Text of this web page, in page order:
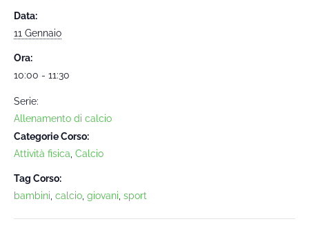
Data:
11 Gennaio
Ora:
10:00 - 11:30
Serie:
Allenamento di calcio
Categorie Corso:
Attività fisica Calcio
Tag Corso:
bambini calcio giovani sport